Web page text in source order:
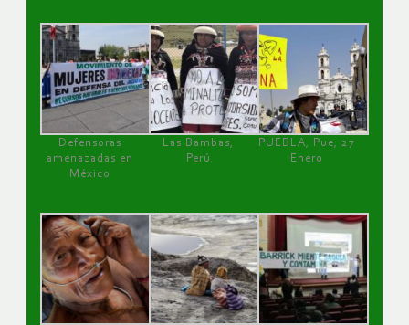
Defensoras
amenazadas en
México
Las Bambas,
Perú
PUEBLA, Pue, 27
Enero